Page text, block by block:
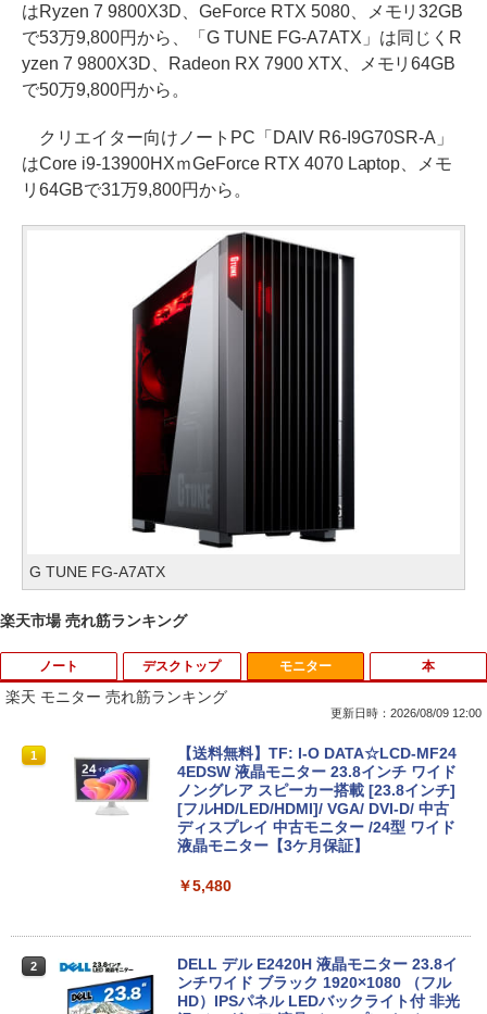
はRyzen 7 9800X3D、GeForce RTX 5080、メモリ32GB
で53万9,800円から、「G TUNE FG-A7ATX」は同じくR
yzen 7 9800X3D、Radeon RX 7900 XTX、メモリ64GB
で50万9,800円から。
クリエイター向けノートPC「DAIV R6-I9G70SR-A」
はCore i9-13900HXｍGeForce RTX 4070 Laptop、メモ
リ64GBで31万9,800円から。
G TUNE FG-A7ATX
楽天市場 売れ筋ランキング
ノート
1
【今だけ】全品ポイント10倍 お買い物マ
ラソン★8/4～8/11★【2031年6月までO
S更新可能】dynabook Chromebook C
1 SH-W02 Snapdragon SC7180 メモリ
4GB eMM搭載 Google ChromeOS 中古
パソコン ノートPC【送料無料】【1年保
【★最大100%ポイント】【新生活応援・
2026】【Office 2019 H&B】富士通 MU
デスクトップ
1 キヤノン 9967B001
￥5,380
710e Small | Windows11 | デスクトップ
￥9,980
モニター
楽天 モニター 売れ筋ランキング
更新日時：2026/08/09 12:00
1
【送料無料】TF: I-O DATA☆LCD-MF24
4EDSW 液晶モニター 23.8インチ ワイド
ノングレア スピーカー搭載 [23.8インチ]
[フルHD/LED/HDMI]/ VGA/ DVI-D/ 中古
ディスプレイ 中古モニター /24型 ワイド
液晶モニター【3ケ月保証】
￥5,480
2
DELL デル E2420H 液晶モニター 23.8イ
ンチワイド ブラック 1920×1080 （フル
HD）IPSパネル LEDバックライト付 非光
本